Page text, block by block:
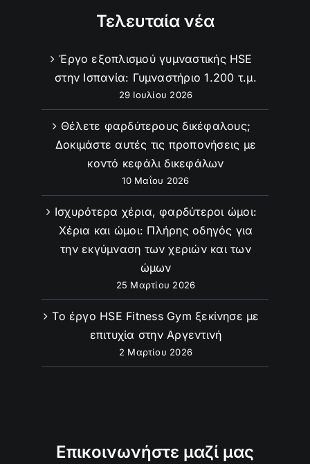
Τελευταία νέα
Έργο εξοπλισμού γυμναστικής HSE
στην Ισπανία: Γυμναστήριο 1.200 τ.μ.
29 Ιουλίου 2026
Θέλετε φαρδύτερους δικέφαλους;
Δοκιμάστε αυτές τις προπονήσεις με
κοντό κεφάλι δικεφάλων
10 Μαΐου 2026
Ισχυρότερα χέρια, φαρδύτεροι ώμοι:
Χέρια και ώμοι: Πλήρης οδηγός για
την εκγύμναση των χεριών και των
ώμων
25 Μαρτίου 2026
Το έργο HSE Fitness Gym ξεκίνησε με
επιτυχία στην Αργεντινή
2 Μαρτίου 2026
Επικοινωνήστε μαζί μας